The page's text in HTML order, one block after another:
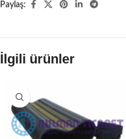
Paylaş:
İlgili ürünler